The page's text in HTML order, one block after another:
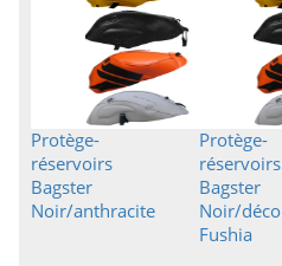
Protège-
réservoirs
Bagster
Noir/anthracite
Protège-
réservoirs
Bagster
Noir/déco
Fushia